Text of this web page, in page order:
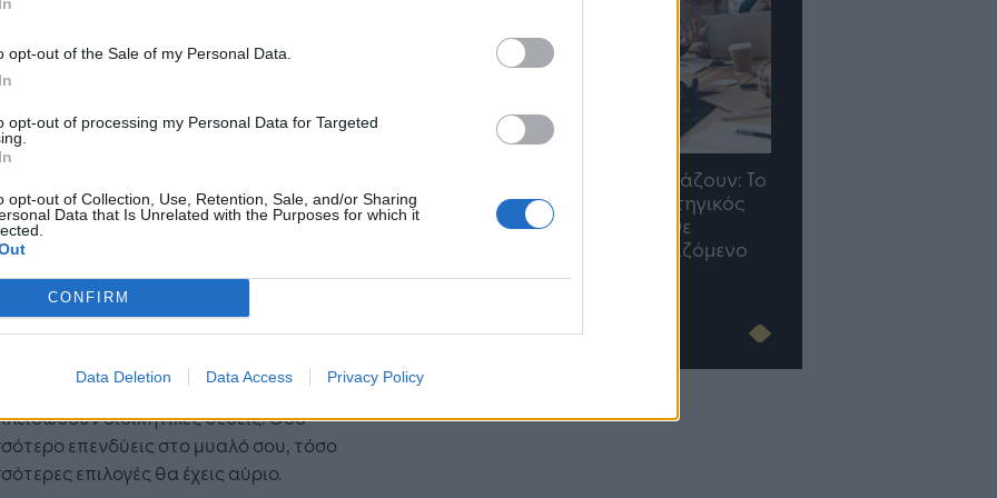
opt-out of the Sale of my Personal Data.
opt-out of processing my Personal Data for Targeted
opt-out of Collection, Use, Retention, Sale, and/or Sharing
Data that Is Unrelated with the Purposes for which it
CONFIRM
Data Deletion Data Access Privacy Policy
τις δεξιότητές σου
μπορείς να διαπραγματεύεσαι από θέση
πρέπει να φροντίζεις να είσαι πάντα
ειδικά σε μια αγορά που αλλάζει με
ρυθμούς. Εκμεταλλεύσου τον
χρόνο σου για να μάθεις νέα ψηφιακά
να παρακολουθήσεις σεμινάρια ή να
μια πιστοποίηση.
επιλέγουν ακόμη και μια εξειδικευμένη
μια πιο σφαιρική εικόνα της αγοράς και
διοικητικές θέσεις. Όσο
επενδύεις στο μυαλό σου, τόσο
επιλογές θα έχεις αύριο.
λειτουργικό σύστημα της
επιχείρησης
Οι προσλήψεις αλλάζουν: To
Jobfind.gr ως στρατηγικός
«σύμμαχος» για κάθε
επιχείρηση και εργαζόμενο
Advertorial